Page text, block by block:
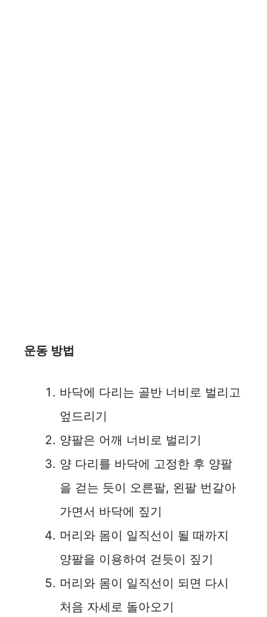
운동 방법
바닥에 다리는 골반 너비로 벌리고
엎드리기
양팔은 어깨 너비로 벌리기
양 다리를 바닥에 고정한 후 양팔
을 걷는 듯이 오른팔, 왼팔 번갈아
가면서 바닥에 짚기
머리와 몸이 일직선이 될 때까지
양팔을 이용하여 걷듯이 짚기
머리와 몸이 일직선이 되면 다시
처음 자세로 돌아오기